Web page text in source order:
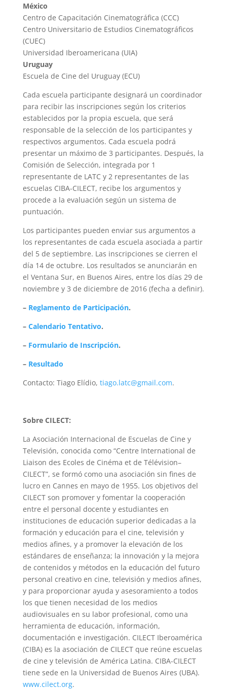
México
Centro de Capacitación Cinematográfica (CCC)
Centro Universitario de Estudios Cinematográficos
(CUEC)
Universidad Iberoamericana (UIA)
Uruguay
Escuela de Cine del Uruguay (ECU)
Cada escuela participante designará un coordinador
para recibir las inscripciones según los criterios
establecidos por la propia escuela, que será
responsable de la selección de los participantes y
respectivos argumentos. Cada escuela podrá
presentar un máximo de 3 participantes. Después, la
Comisión de Selección, integrada por 1
representante de LATC y 2 representantes de las
escuelas CIBA-CILECT, recibe los argumentos y
procede a la evaluación según un sistema de
puntuación.
Los participantes pueden enviar sus argumentos a
los representantes de cada escuela asociada a partir
del 5 de septiembre. Las inscripciones se cierren el
día 14 de octubre. Los resultados se anunciarán en
el Ventana Sur, en Buenos Aires, entre los días 29 de
noviembre y 3 de diciembre de 2016 (fecha a definir).
– Reglamento de Participación.
– Calendario Tentativo.
– Formulario de Inscripción.
– Resultado
Contacto: Tiago Elídio, tiago.latc@gmail.com.
Sobre CILECT:
La Asociación Internacional de Escuelas de Cine y
Televisión, conocida como “Centre International de
Liaison des Ecoles de Cinéma et de Télévision–
CILECT”, se formó como una asociación sin fines de
lucro en Cannes en mayo de 1955. Los objetivos del
CILECT son promover y fomentar la cooperación
entre el personal docente y estudiantes en
instituciones de educación superior dedicadas a la
formación y educación para el cine, televisión y
medios afines, y a promover la elevación de los
estándares de enseñanza; la innovación y la mejora
de contenidos y métodos en la educación del futuro
personal creativo en cine, televisión y medios afines,
y para proporcionar ayuda y asesoramiento a todos
los que tienen necesidad de los medios
audiovisuales en su labor profesional, como una
herramienta de educación, información,
documentación e investigación. CILECT Iberoamérica
(CIBA) es la asociación de CILECT que reúne escuelas
de cine y televisión de América Latina. CIBA-CILECT
tiene sede en la Universidad de Buenos Aires (UBA).
www.cilect.org.